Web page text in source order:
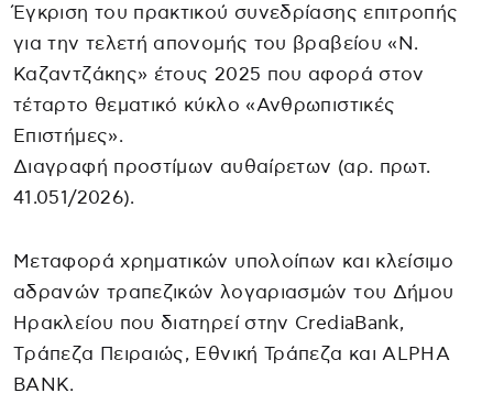
Έγκριση του πρακτικού συνεδρίασης επιτροπής
για την τελετή απονομής του βραβείου «Ν.
Καζαντζάκης» έτους 2025 που αφορά στον
τέταρτο θεματικό κύκλο «Ανθρωπιστικές
Επιστήμες».
Διαγραφή προστίμων αυθαίρετων (αρ. πρωτ.
41.051/2026).
Μεταφορά χρηματικών υπολοίπων και κλείσιμο
αδρανών τραπεζικών λογαριασμών του Δήμου
Ηρακλείου που διατηρεί στην CrediaBank,
Tράπεζα Πειραιώς, Εθνική Τράπεζα και ALPHA
BANK.